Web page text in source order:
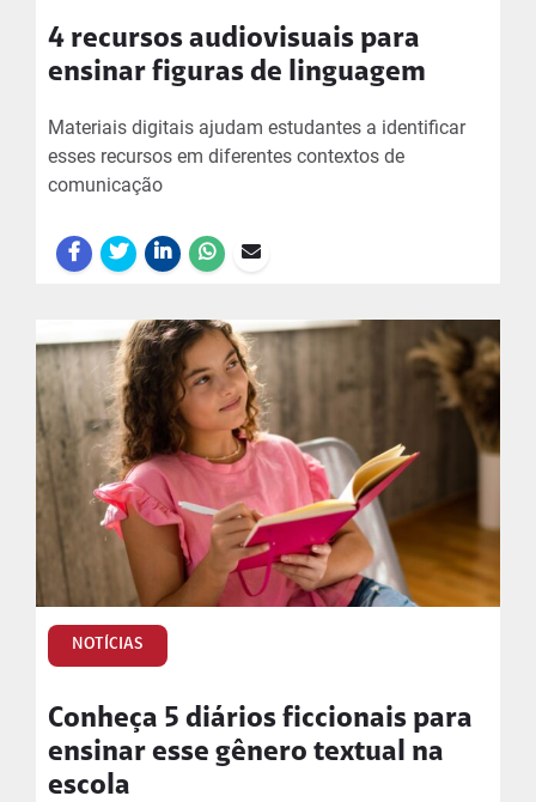
4 recursos audiovisuais para
ensinar figuras de linguagem
Materiais digitais ajudam estudantes a identificar
esses recursos em diferentes contextos de
comunicação
NOTÍCIAS
Conheça 5 diários ficcionais para
ensinar esse gênero textual na
escola